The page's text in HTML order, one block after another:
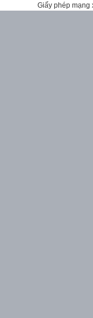
Giấy phép mạng